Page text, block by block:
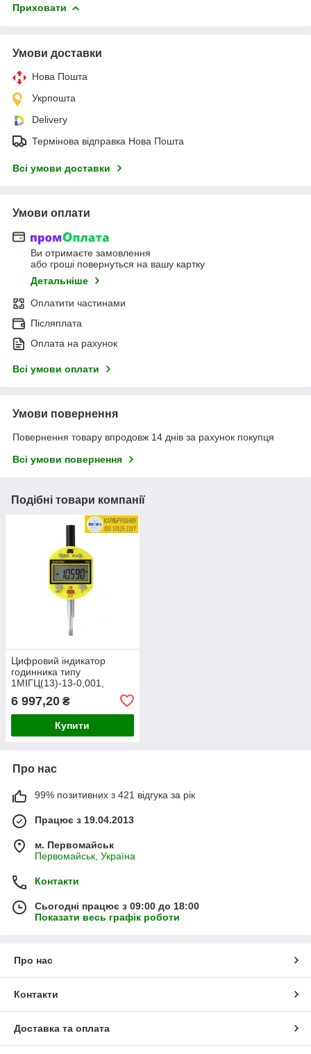
Приховати
Умови доставки
Нова Пошта
Укрпошта
Delivery
Термінова відправка Нова Пошта
Всі умови доставки
Умови оплати
Ви отримаєте замовлення
або гроші повернуться на вашу картку
Детальніше
Оплатити частинами
Післяплата
Оплата на рахунок
Всі умови оплати
Умови повернення
Повернення товару впродовж 14 днів за рахунок покупця
Всі умови повернення
Подібні товари компанії
Цифровий індикатор
годинника типу
1МІГЦ(13)-13-0,001,
кл.1, Україна гостреєстр
NoУ1987-95
6 997,20 ₴
Купити
Про нас
99% позитивних з 421 відгука за рік
Працює з 19.04.2013
м. Первомайськ
Первомайськ, Україна
Контакти
Сьогодні працює з 09:00 до 18:00
Показати весь графік роботи
Про нас
Контакти
Доставка та оплата